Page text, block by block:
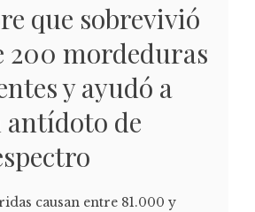
que sobrevivió
200 mordeduras
y ayudó a
de
causan entre 81.000 y